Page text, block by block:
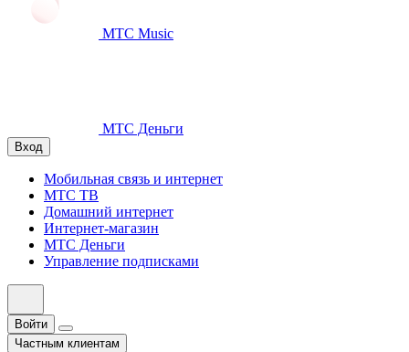
МТС Music
МТС Деньги
Вход
Мобильная связь и интернет
МТС ТВ
Домашний интернет
Интернет-магазин
МТС Деньги
Управление подписками
Войти
Частным клиентам